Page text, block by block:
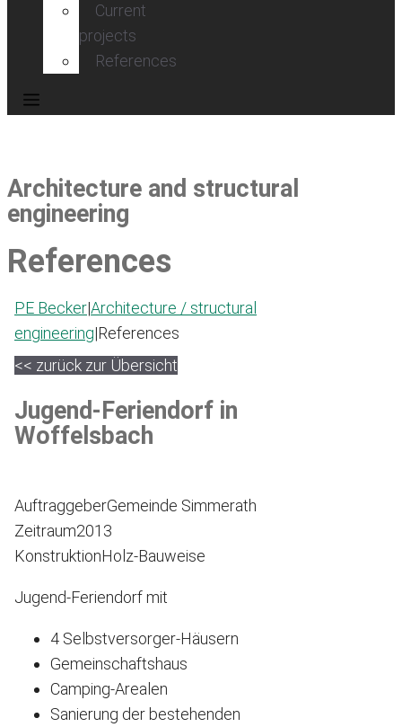
Current
projects
References
Architecture and structural
engineering
References
PE Becker|Architecture / structural
engineering|References
<< zurück zur Übersicht
Jugend-Feriendorf in
Woffelsbach
AuftraggeberGemeinde Simmerath
Zeitraum2013
KonstruktionHolz-Bauweise
Jugend-Feriendorf mit
4 Selbstversorger-Häusern
Gemeinschaftshaus
Camping-Arealen
Sanierung der bestehenden